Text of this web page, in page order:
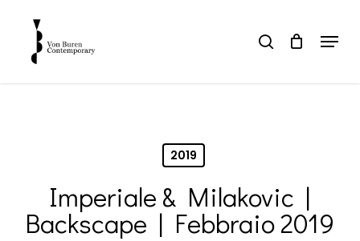
content
search Menu
2019
Imperiale & Milakovic |
Backscape | Febbraio 2019
Close